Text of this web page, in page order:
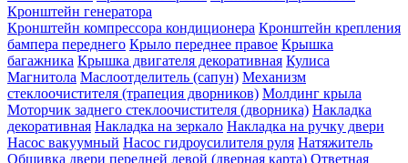
Кронштейн генератора
Кронштейн компрессора кондиционера Кронштейн крепления
бампера переднего Крыло переднее правое Крышка
багажника Крышка двигателя декоративная Кулиса
Магнитола Маслоотделитель (сапун) Механизм
стеклоочистителя (трапеция дворников) Молдинг крыла
Моторчик заднего стеклоочистителя (дворника) Накладка
декоративная Накладка на зеркало Накладка на ручку двери
Насос вакуумный Насос гидроусилителя руля Натяжитель
Обшивка двери передней левой (дверная карта) Ответная